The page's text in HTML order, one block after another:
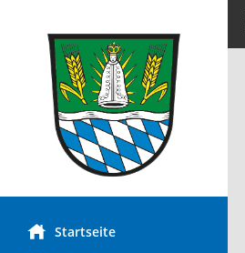
Startseite